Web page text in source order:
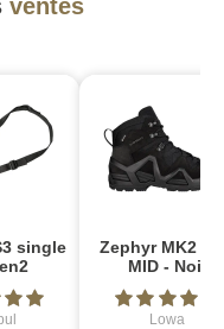
ventes
single
Zephyr MK2
MID - Noir
Lowa